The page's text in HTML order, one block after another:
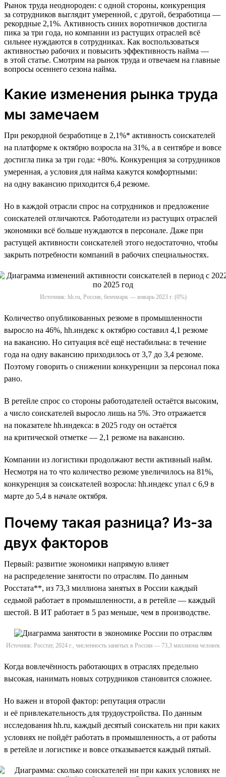
Рынок труда неоднороден: с одной стороны, конкуренция
за сотрудников выглядит умеренной, c другой, безработица —
рекордные 2,1%. Активность синих воротничков достигла
пика за три года, но компании из растущих отраслей всё
сильнее нуждаются в сотрудниках. Как воспользоваться
активностью рабочих и повысить эффективность найма —
в этой статье. Смотрим на рынок труда и отвечаем на главные
вопросы осеннего сезона найма.
Какие изменения рынка труда
мы замечаем
При рекордной безработице в 2,1%* активность соискателей
на платформе к октябрю возросла на 31%, а в сентябре и вовсе
достигла пика за три года: +80%. Конкуренция за сотрудников
умеренная, а условия для найма кажутся комфортными:
на одну вакансию приходится 6,4 резюме.
Но в каждой отрасли спрос на сотрудников и предложение
соискателей отличаются. Работодатели из растущих отраслей
экономики всё больше нуждаются в персонале. Даже при
растущей активности соискателей этого недостаточно, чтобы
закрыть потребности компаний в рабочих специальностях.
Источник: hh.ru, Россия, бенчмарк — январь 2023 г. (0%)
Количество опубликованных резюме в промышленности
выросло на 46%, hh.индекс к октябрю составил 4,1 резюме
на вакансию. Но ситуация всё ещё нестабильна: в течение
года на одну вакансию приходилось от 3,7 до 3,4 резюме.
Поэтому говорить о снижении конкуренции за персонал пока
рано.
В ретейле спрос со стороны работодателей остаётся высоким,
а число соискателей выросло лишь на 5%. Это отражается
на показателе hh.индекса: в 2025 году он остаётся
на критической отметке — 2,1 резюме на вакансию.
Компании из логистики продолжают вести активный найм.
Несмотря на то что количество резюме увеличилось на 81%,
конкуренция за соискателей возросла: hh.индекс упал с 6,9 в
марте до 5,4 в начале октября.
Почему такая разница? Из-за
двух факторов
Первый: развитие экономики напрямую влияет
на распределение занятости по отраслям. По данным
Росстата**, из 73,3 миллиона занятых в России каждый
седьмой работает в промышленности, а в ретейле — каждый
шестой. В ИТ работает в 5 раз меньше, чем в производстве.
Источник: Росстат, 2024 г., численность занятых в России — 73,3 миллиона человек
Когда вовлечённость работающих в отраслях предельно
высокая, нанимать новых сотрудников становится сложнее.
Но важен и второй фактор: репутация отрасли
и её привлекательность для трудоустройства. По данным
исследования hh.ru, каждый десятый соискатель ни при каких
условиях не пойдёт работать в промышленность, а от работы
в ретейле и логистике и вовсе отказывается каждый пятый.